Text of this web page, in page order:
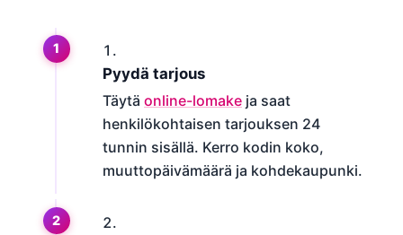
Pyydä tarjous
Täytä online-lomakeja saat
henkilökohtaisen tarjouksen 24
tunnin sisällä. Kerro kodin koko,
muuttopäivämäärä ja kohdekaupunki.